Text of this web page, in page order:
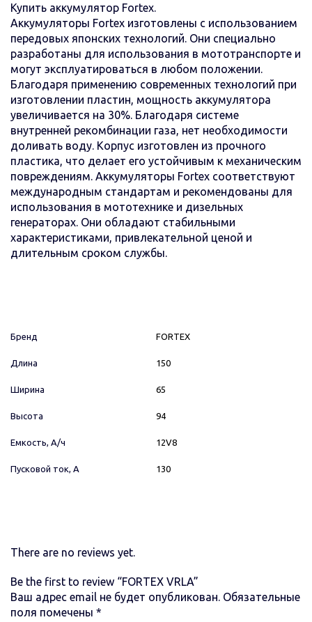
Купить аккумулятор Fortex.
Аккумуляторы Fortex изготовлены с использованием
передовых японских технологий. Они специально
разработаны для использования в мототранспорте и
могут эксплуатироваться в любом положении.
Благодаря применению современных технологий при
изготовлении пластин, мощность аккумулятора
увеличивается на 30%. Благодаря системе
внутренней рекомбинации газа, нет необходимости
доливать воду. Корпус изготовлен из прочного
пластика, что делает его устойчивым к механическим
повреждениям. Аккумуляторы Fortex соответствуют
международным стандартам и рекомендованы для
использования в мототехнике и дизельных
генераторах. Они обладают стабильными
характеристиками, привлекательной ценой и
длительным сроком службы.
Бренд FORTEX
Длина 150
Ширина 65
Высота 94
Емкость, А/ч 12V8
Пусковой ток, А 130
There are no reviews yet.
Be the first to review “FORTEX VRLA”
Ваш адрес email не будет опубликован. Обязательные
поля помечены *